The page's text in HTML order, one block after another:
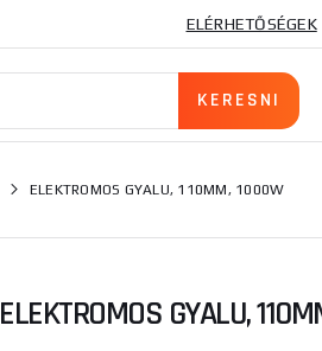
ELÉRHETŐSÉGEK
ELEKTROMOS GYALU, 110MM, 1000W
ELEKTROMOS GYALU,